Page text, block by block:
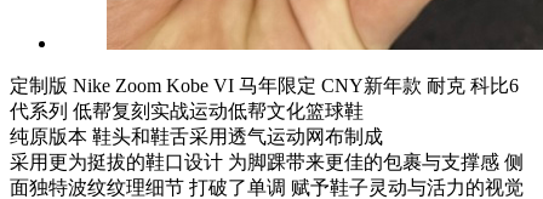
定制版 Nike Zoom Kobe VI 马年限定 CNY新年款 耐克 科比6
代系列 低帮复刻实战运动低帮文化篮球鞋
纯原版本 鞋头和鞋舌采用透气运动网布制成
采用更为挺拔的鞋口设计 为脚踝带来更佳的包裹与支撑感 侧
面独特波纹纹理细节 打破了单调 赋予鞋子灵动与活力的视觉